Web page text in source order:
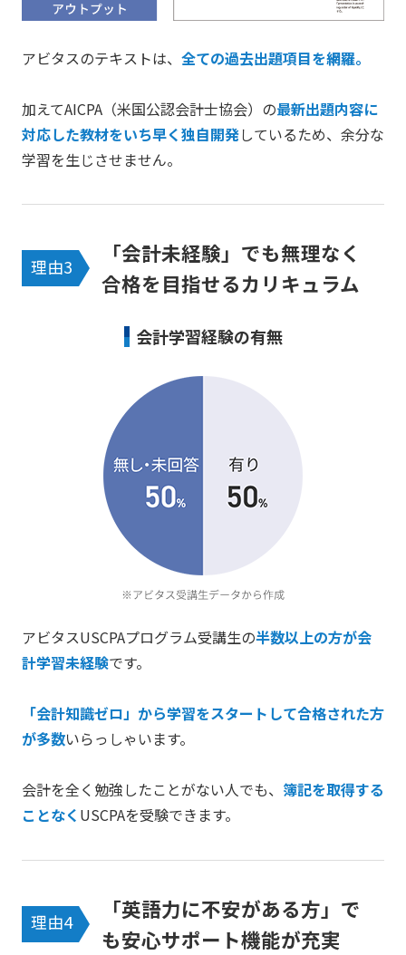
アビタスのテキストは、 全ての過去出題項目を網羅。
加えてAICPA（米国公認会計士協会）の最新出題内容に
対応した教材をいち早く独自開発しているため、余分な
学習を生じさせません。
理由3
「会計未経験」でも無理なく
合格を目指せるカリキュラム
会計学習経験の有無
アビタスUSCPAプログラム受講生の半数以上の方が会
計学習未経験です。
「会計知識ゼロ」から学習をスタートして合格された方
が多数いらっしゃいます。
会計を全く勉強したことがない人でも、 簿記を取得する
ことなく USCPAを受験できます。
理由4
「英語力に不安がある方」で
も安心サポート機能が充実